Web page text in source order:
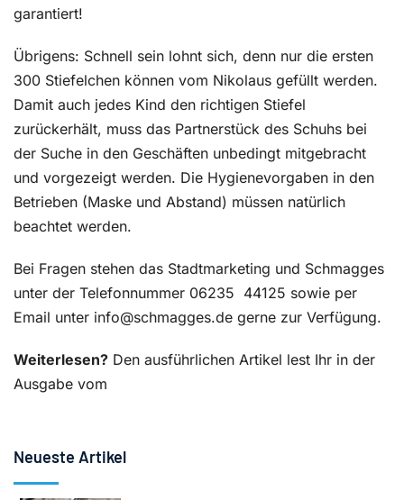
garantiert!
Übrigens: Schnell sein lohnt sich, denn nur die ersten
300 Stiefelchen können vom Nikolaus gefüllt werden.
Damit auch jedes Kind den richtigen Stiefel
zurückerhält, muss das Partnerstück des Schuhs bei
der Suche in den Geschäften unbedingt mitgebracht
und vorgezeigt werden. Die Hygienevorgaben in den
Betrieben (Maske und Abstand) müssen natürlich
beachtet werden.
Bei Fragen stehen das Stadtmarketing und Schmagges
unter der Telefonnummer 06235 44125 sowie per
Email unter info@schmagges.de gerne zur Verfügung.
Weiterlesen? Den ausführlichen Artikel lest Ihr in der
Ausgabe vom
Neueste Artikel